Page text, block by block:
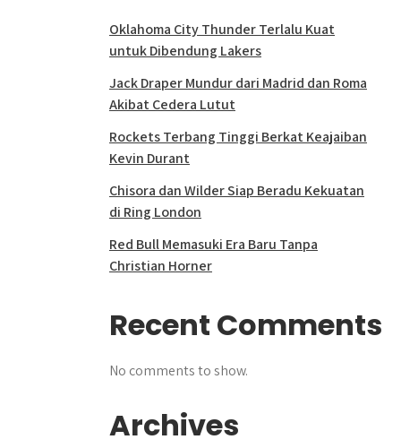
Oklahoma City Thunder Terlalu Kuat
untuk Dibendung Lakers
Jack Draper Mundur dari Madrid dan Roma
Akibat Cedera Lutut
Rockets Terbang Tinggi Berkat Keajaiban
Kevin Durant
Chisora dan Wilder Siap Beradu Kekuatan
di Ring London
Red Bull Memasuki Era Baru Tanpa
Christian Horner
Recent Comments
No comments to show.
Archives